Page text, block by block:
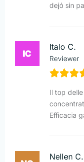
dejó sin
Italo C.
Reviewer
Il top
Efficacia
Nellen C.